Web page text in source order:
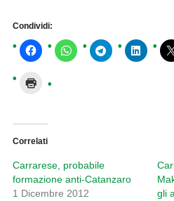
Condividi:
Correlati
Carrarese, probabile
formazione anti-Catanzaro
1 Dicembre 2012
gli